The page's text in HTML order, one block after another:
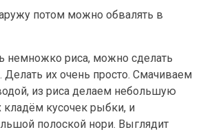
потом можно обвалять в
немножко риса, можно сделать
Делать их очень просто. Смачиваем
из риса делаем небольшую
кладём кусочек рыбки, и
полоской нори. Выглядит